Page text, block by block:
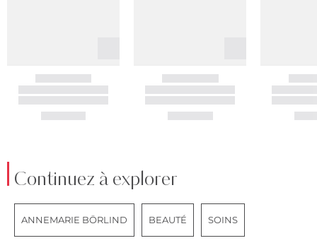
Continuez à explorer
ANNEMARIE BÖRLIND BEAUTÉ SOINS